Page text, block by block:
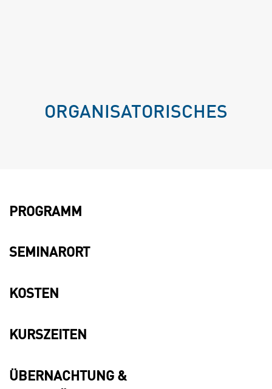
ORGANISATORISCHES
PROGRAMM
SEMINARORT
KOSTEN
KURSZEITEN
ÜBERNACHTUNG &